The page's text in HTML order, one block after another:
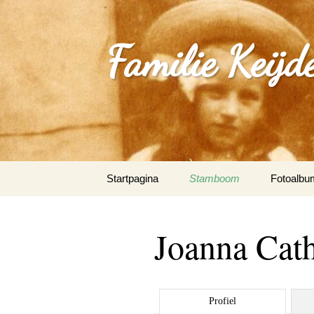
Familie
naar
Startpagina Stamboom
0_Joep
Joanna
Profiel